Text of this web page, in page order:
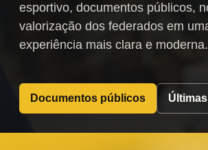
esportivo, documentos públicos,
valorização dos federados em
experiência mais clara e moderna.
Documentos públicos